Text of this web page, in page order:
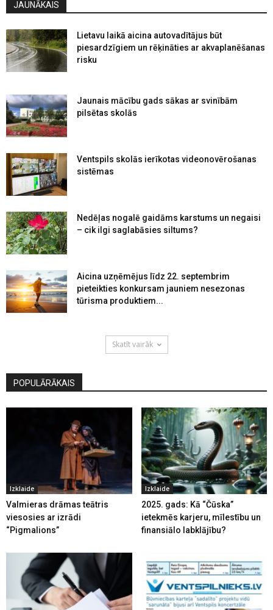
JAUNĀKAIS
Lietavu laikā aicina autovadītājus būt
piesardzīgiem un rēķināties ar akvaplanēšanas
risku
Jaunais mācību gads sākas ar svinībām
pilsētas skolās
Ventspils skolās ierīkotas videonovērošanas
sistēmas
Nedēļas nogalē gaidāms karstums un negaisi
– cik ilgi saglabāsies siltums?
Aicina uzņēmējus līdz 22. septembrim
pieteikties konkursam jauniem nesezonas
tūrisma produktiem...
Skatīt vairāk
POPULĀRĀKAIS
Izklaide
Valmieras drāmas teātris
viesosies ar izrādi
“Pigmalions”
Izklaide
2025. gads: Kā “Čūska”
ietekmēs karjeru, mīlestību un
finansiālo labklājību?